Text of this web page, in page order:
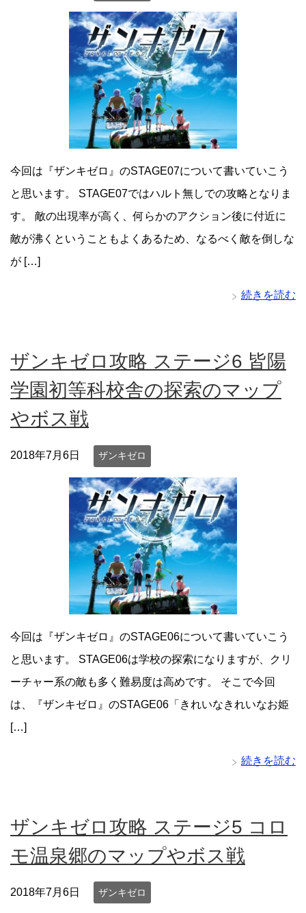
今回は『ザンキゼロ』のSTAGE07について書いていこう
と思います。 STAGE07ではハルト無しでの攻略となりま
す。 敵の出現率が高く、何らかのアクション後に付近に
敵が沸くということもよくあるため、なるべく敵を倒しな
が […]
続きを読む
ザンキゼロ攻略 ステージ6 皆陽
学園初等科校舎の探索のマップ
やボス戦
2018年7月6日 ザンキゼロ
今回は『ザンキゼロ』のSTAGE06について書いていこう
と思います。 STAGE06は学校の探索になりますが、クリ
ーチャー系の敵も多く難易度は高めです。 そこで今回
は、『ザンキゼロ』のSTAGE06「きれいなきれいなお姫
[…]
続きを読む
ザンキゼロ攻略 ステージ5 コロ
モ温泉郷のマップやボス戦
2018年7月6日 ザンキゼロ